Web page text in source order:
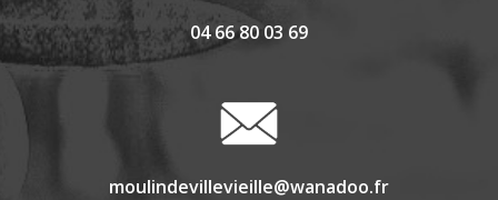
04 66 80 03 69
moulindevillevieille@wanadoo.fr